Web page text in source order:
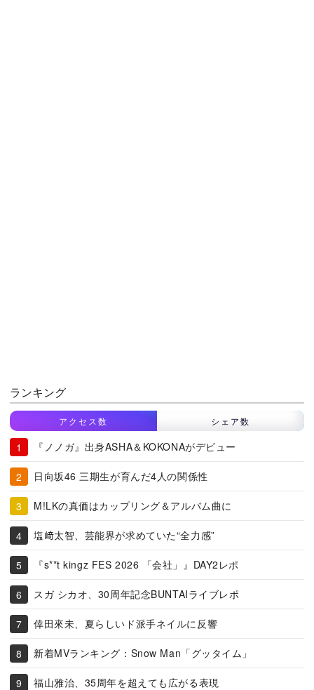
ランキング
アクセス数 シェア数
『ノノガ』出身ASHA＆KOKONAがデビュー
日向坂46 三期生が育んだ4人の関係性
M!LKの真価はカップリング＆アルバム曲に
塩﨑太智、芸能界が求めていた“全力感”
『s**t kingz FES 2026 「会社」』DAY2レポ
スガ シカオ、30周年記念BUNTAIライブレポ
倖田來未、夏らしいド派手ネイルに反響
新着MVランキング：Snow Man「グッタイム」
福山雅治、35周年を超えても広がる表現